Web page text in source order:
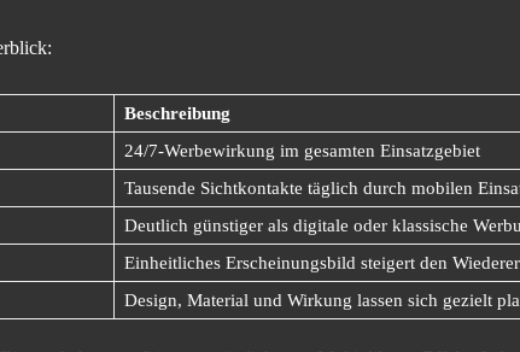
Beschreibung
24/7-Werbewirkung im gesamten Einsatzgebiet
Tausende Sichtkontakte täglich durch mobilen
Deutlich günstiger als digitale oder klassische
Einheitliches Erscheinungsbild steigert den
Design, Material und Wirkung lassen sich gezielt